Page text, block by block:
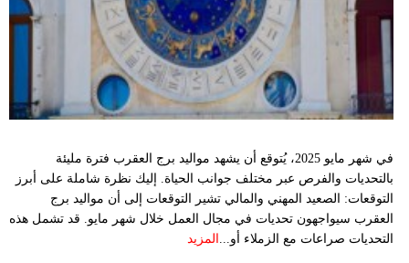
في شهر مايو 2025، يُتوقع أن يشهد مواليد برج العقرب فترة مليئة
بالتحديات والفرص عبر مختلف جوانب الحياة. إليك نظرة شاملة على أبرز
التوقعات:​ الصعيد المهني والمالي تشير التوقعات إلى أن مواليد برج
العقرب سيواجهون تحديات في مجال العمل خلال شهر مايو. قد تشمل هذه
التحديات صراعات مع الزملاء أو... المزيد